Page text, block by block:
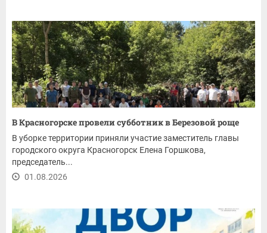
В Красногорске провели субботник в Березовой роще
В уборке территории приняли участие заместитель главы
городского округа Красногорск Елена Горшкова,
председатель...
01.08.2026